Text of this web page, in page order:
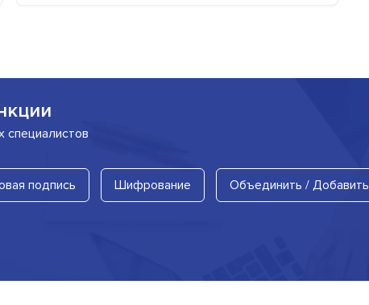
специалистов
подпись Шифрование Объединить / Добавить